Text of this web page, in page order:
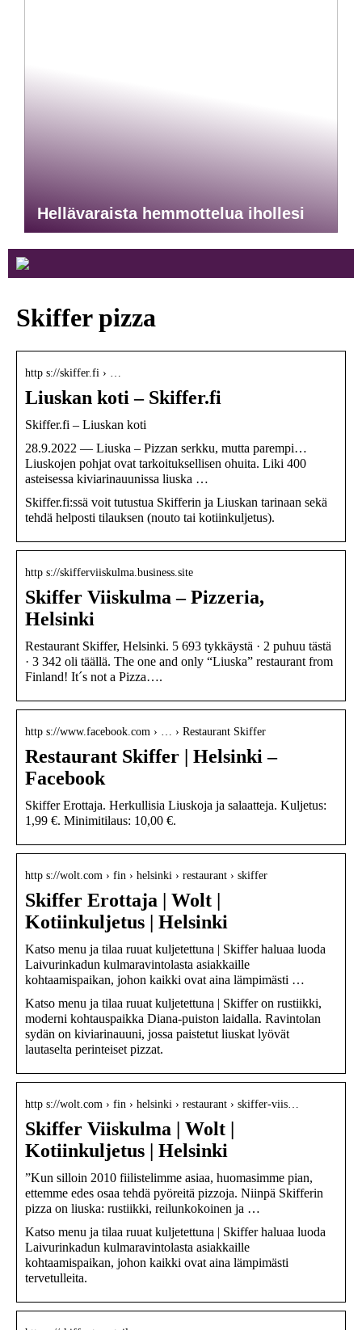
Hellävaraista hemmottelua ihollesi
Skiffer pizza
http s://skiffer.fi › …
Liuskan koti – Skiffer.fi
Skiffer.fi – Liuskan koti
28.9.2022 — Liuska – Pizzan serkku, mutta parempi…
Liuskojen pohjat ovat tarkoituksellisen ohuita. Liki 400
asteisessa kiviarinauunissa liuska …
Skiffer.fi:ssä voit tutustua Skifferin ja Liuskan tarinaan sekä
tehdä helposti tilauksen (nouto tai kotiinkuljetus).
http s://skifferviiskulma.business.site
Skiffer Viiskulma – Pizzeria,
Helsinki
Restaurant Skiffer, Helsinki. 5 693 tykkäystä · 2 puhuu tästä
· 3 342 oli täällä. The one and only “Liuska” restaurant from
Finland! It´s not a Pizza….
http s://www.facebook.com › … › Restaurant Skiffer
Restaurant Skiffer | Helsinki –
Facebook
Skiffer Erottaja. Herkullisia Liuskoja ja salaatteja. Kuljetus:
1,99 €. Minimitilaus: 10,00 €.
http s://wolt.com › fin › helsinki › restaurant › skiffer
Skiffer Erottaja | Wolt |
Kotiinkuljetus | Helsinki
Katso menu ja tilaa ruuat kuljetettuna | Skiffer haluaa luoda
Laivurinkadun kulmaravintolasta asiakkaille
kohtaamispaikan, johon kaikki ovat aina lämpimästi …
Katso menu ja tilaa ruuat kuljetettuna | Skiffer on rustiikki,
moderni kohtauspaikka Diana-puiston laidalla. Ravintolan
sydän on kiviarinauuni, jossa paistetut liuskat lyövät
lautaselta perinteiset pizzat.
http s://wolt.com › fin › helsinki › restaurant › skiffer-viis…
Skiffer Viiskulma | Wolt |
Kotiinkuljetus | Helsinki
”Kun silloin 2010 fiilistelimme asiaa, huomasimme pian,
ettemme edes osaa tehdä pyöreitä pizzoja. Niinpä Skifferin
pizza on liuska: rustiikki, reilunkokoinen ja …
Katso menu ja tilaa ruuat kuljetettuna | Skiffer haluaa luoda
Laivurinkadun kulmaravintolasta asiakkaille
kohtaamispaikan, johon kaikki ovat aina lämpimästi
tervetulleita.